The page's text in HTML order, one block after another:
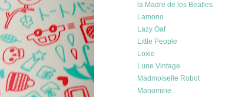
la Madre de los Beatles
Lamono
Lazy Oaf
Little People
Loxie
Lune Vintage
Madmoiselle Robot
Manomine